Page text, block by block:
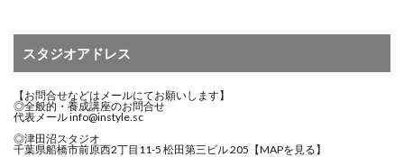
スタジオアドレス
【お問合せなどはメールにてお願いします】
◎全般的・養成講座のお問合せ
代表メールinfo@instyle.sc
◎津田沼スタジオ
千葉県船橋市前原西2丁目11-5 松田第三ビル 205 【MAPを見る】